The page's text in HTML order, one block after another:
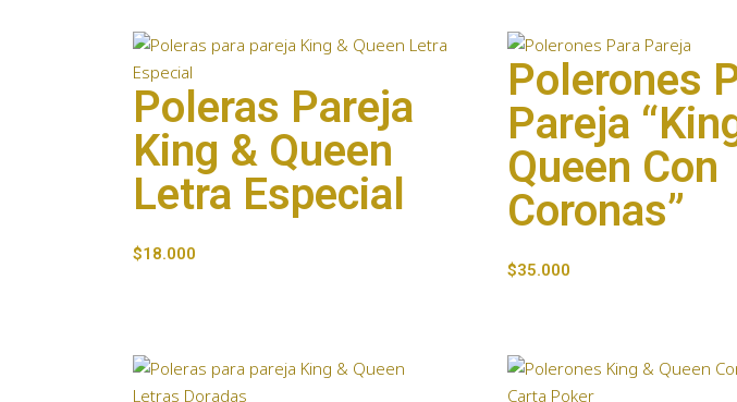
Poleras Pareja
King & Queen
Letra Especial
$18.000
Polerones
Pareja
Queen Con
Coronas”
$35.000